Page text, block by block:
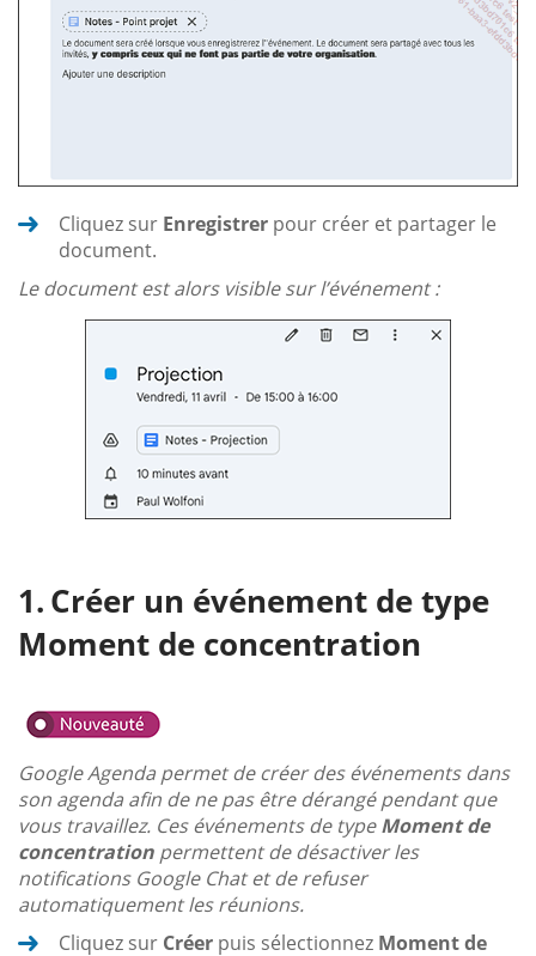
Cliquez sur Enregistrer pour créer et partager le
document.
Le document est alors visible sur l’événement :
Créer un événement de type
Moment de concentration
Google Agenda permet de créer des événements dans
son agenda afin de ne pas être dérangé pendant que
vous travaillez. Ces événements de typeMoment de
concentration permettent de désactiver les
notifications Google Chat et de refuser
automatiquement les réunions.
Cliquez sur Créer puis sélectionnez Moment de